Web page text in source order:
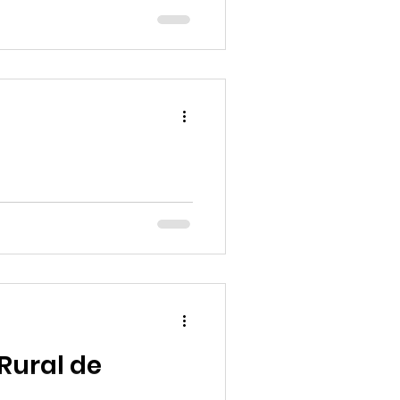
anciens et nouveaux
de